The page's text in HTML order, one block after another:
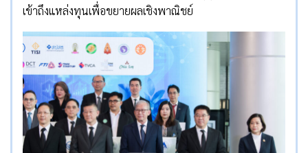
เข้าถึงแหล่งทุนเพื่อขยายผลเชิงพาณิชย์